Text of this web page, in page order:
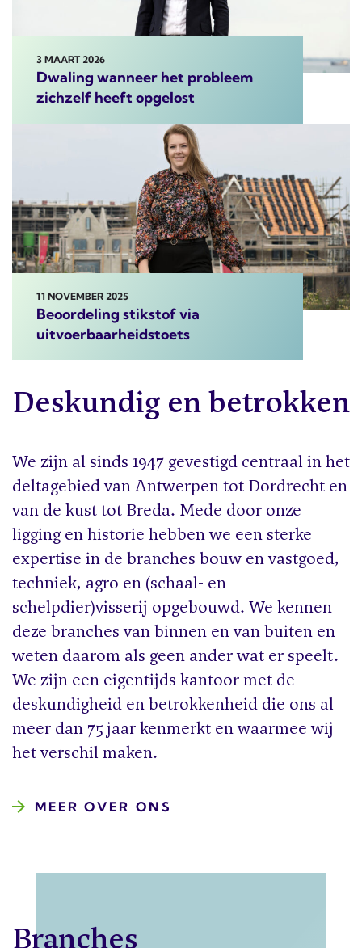
3 MAART 2026
Dwaling wanneer het probleem
zichzelf heeft opgelost
11 NOVEMBER 2025
Beoordeling stikstof via
uitvoerbaarheidstoets
Deskundig en betrokken
We zijn al sinds 1947 gevestigd centraal in het
deltagebied van Antwerpen tot Dordrecht en
van de kust tot Breda. Mede door onze
ligging en historie hebben we een sterke
expertise in de branches bouw en vastgoed,
techniek, agro en (schaal- en
schelpdier)visserij opgebouwd. We kennen
deze branches van binnen en van buiten en
weten daarom als geen ander wat er speelt.
We zijn een eigentijds kantoor met de
deskundigheid en betrokkenheid die ons al
meer dan 75 jaar kenmerkt en waarmee wij
het verschil maken.
MEER OVER ONS
Branches